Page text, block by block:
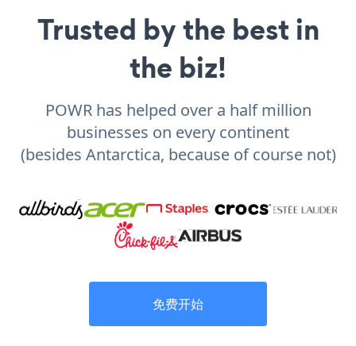
Trusted by the best in
the biz!
POWR has helped over a half million
businesses on every continent
(besides Antarctica, because of course not)
免费开始